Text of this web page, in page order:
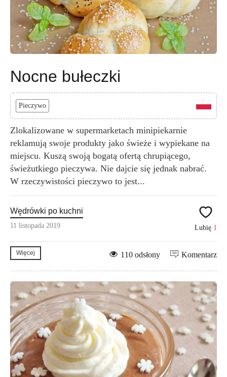
Nocne bułeczki
Pieczywo
Zlokalizowane w supermarketach minipiekarnie
reklamują swoje produkty jako świeże i wypiekane na
miejscu. Kuszą swoją bogatą ofertą chrupiącego,
świeżutkiego pieczywa. Nie dajcie się jednak nabrać.
W rzeczywistości pieczywo to jest...
Wędrówki po kuchni
11 listopada 2019 Lubię 1
Więcej Komentarz
110 odsłony